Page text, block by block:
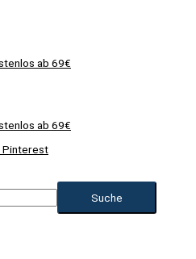
ab 69€
ab 69€
Pinterest